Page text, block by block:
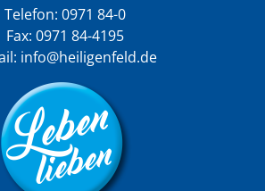
Telefon: 0971 84-0
Fax: 0971 84-4195
info@heiligenfeld.de